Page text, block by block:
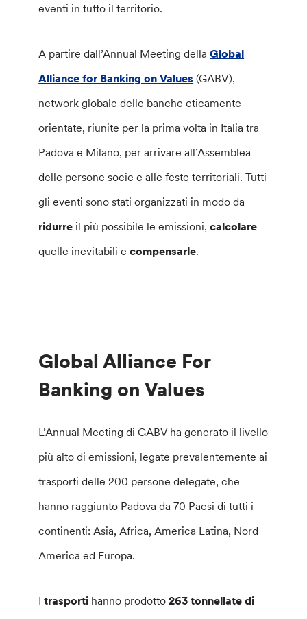
eventi in tutto il territorio.
A partire dall’Annual Meeting dellaGlobal
Alliance for Banking on Values (GABV),
network globale delle banche eticamente
orientate, riunite per la prima volta in Italia tra
Padova e Milano, per arrivare all’Assemblea
delle persone socie e alle feste territoriali. Tutti
gli eventi sono stati organizzati in modo da
ridurre il più possibile le emissioni,calcolare
quelle inevitabili ecompensarle.
Global Alliance For
Banking on Values
L’Annual Meeting di GABV ha generato il livello
più alto di emissioni, legate prevalentemente ai
trasporti delle 200 persone delegate, che
hanno raggiunto Padova da 70 Paesi di tutti i
continenti: Asia, Africa, America Latina, Nord
America ed Europa.
I trasporti hanno prodotto263 tonnellate di